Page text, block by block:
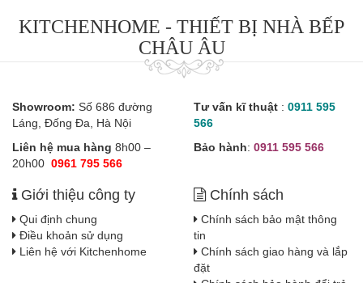
KITCHENHOME - THIẾT BỊ NHÀ BẾP
CHÂU ÂU
Showroom: Số 686 đường
Láng, Đống Đa, Hà Nội
Liên hệ mua hàng 8h00 –
20h00 0961 795 566
Tư vấn kĩ thuật : 0911 595
566
Bảo hành: 0911 595 566
Giới thiệu công ty
Qui định chung
Điều khoản sử dụng
Liên hệ với Kitchenhome
Chính sách
Chính sách bảo mật thông
tin
Chính sách giao hàng và lắp
đặt